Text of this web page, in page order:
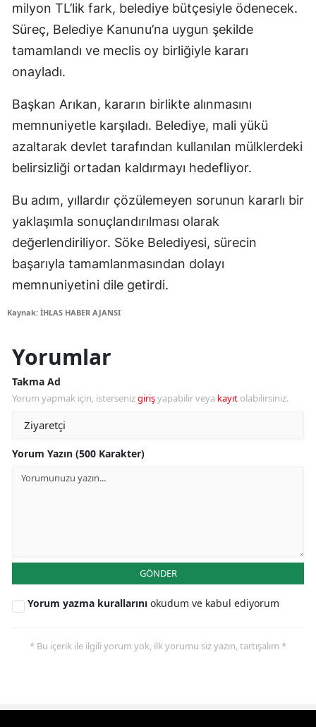
milyon TL’lik fark, belediye bütçesiyle ödenecek.
Süreç, Belediye Kanunu’na uygun şekilde
tamamlandı ve meclis oy birliğiyle kararı
onayladı.
Başkan Arıkan, kararın birlikte alınmasını
memnuniyetle karşıladı. Belediye, mali yükü
azaltarak devlet tarafından kullanılan mülklerdeki
belirsizliği ortadan kaldırmayı hedefliyor.
Bu adım, yıllardır çözülemeyen sorunun kararlı bir
yaklaşımla sonuçlandırılması olarak
değerlendiriliyor. Söke Belediyesi, sürecin
başarıyla tamamlanmasından dolayı
memnuniyetini dile getirdi.
Kaynak: İHLAS HABER AJANSI
Yorumlar
Takma Ad
Yorum yapmak için, istersenizgirişyapabilir veya kayıt olabilirsiniz.
Yorum Yazın (500 Karakter)
GÖNDER
Yorum yazma kurallarını okudum ve kabul ediyorum
* Bu içerik ile ilgili yorum yok, ilk yorumu siz yazın, tartışalım *